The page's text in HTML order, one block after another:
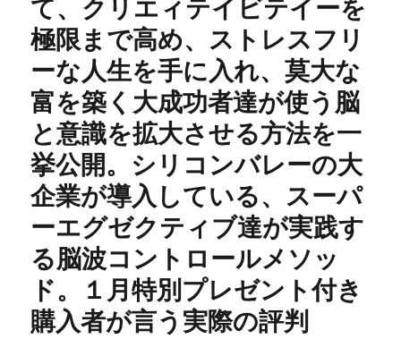
極限まで高め、ストレスフリ
ーな人生を手に入れ、莫大な
富を築く大成功者達が使う脳
と意識を拡大させる方法を一
挙公開。シリコンバレーの大
企業が導入している、スーパ
ーエグゼクティブ達が実践す
る脳波コントロールメソッ
ド。１月特別プレゼント付き
購入者が言う実際の評判